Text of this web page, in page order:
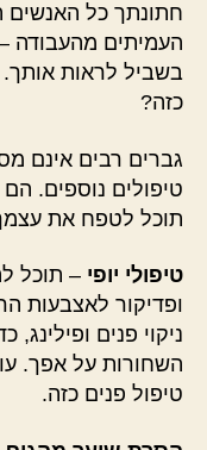
חתונתך כל
העמיתים מהעבודה –
בשביל לראות אותך.
כזה?
גברים רבים אינם
טיפולים נוספים.
תוכל לטפח את
טיפולי יופי – תוכל
ופדיקור לאצבעות
ניקוי פנים
השחורות על אפך.
טיפול פנים כזה.